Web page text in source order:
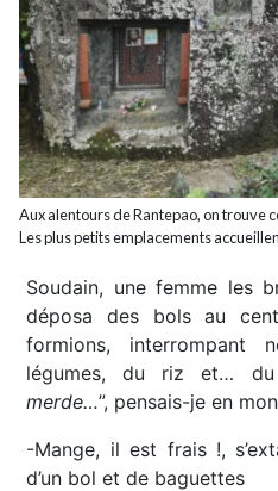
Aux alentours de Rantepao, on trouve
Les plus petits emplacements
Soudain, une femme les
déposa des bols au
formions, interrompant
légumes, du riz et…
merde…”, pensais-je en
-Mange, il est frais !,
d’un bol et de baguettes